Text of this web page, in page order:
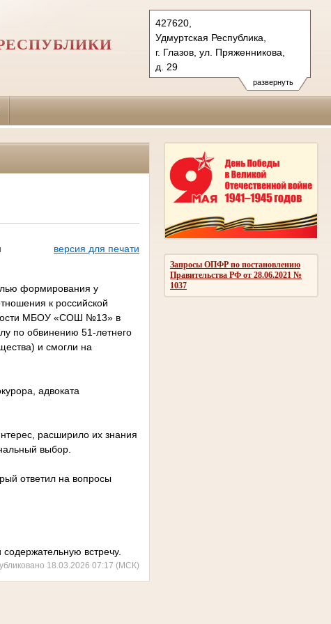
развернуть
427620,
Удмуртская Республика,
г. Глазов, ул. Пряженникова,
д. 29
427500, пос. Яр, ул. Советская,
д. 53
(34157) 4-13-53
glazovsky2.udm@sudrf.ru
Запросы ОПФР по постановлению
Правительства РФ от 28.06.2021 №
1037
версия для печати
формирования у
к российской
МБОУ «СОШ №13» в
по обвинению 51-летнего
и смогли на
адвоката
расширило их знания
выбор.
ответил на вопросы
встречу.
18.03.2026 07:17 (МСК)